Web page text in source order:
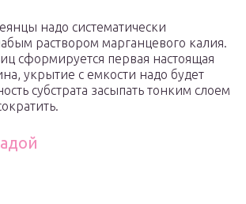
надо систематически
раствором марганцевого калия.
сформируется первая настоящая
укрытие с емкости надо будет
субстрата засыпать тонким слоем